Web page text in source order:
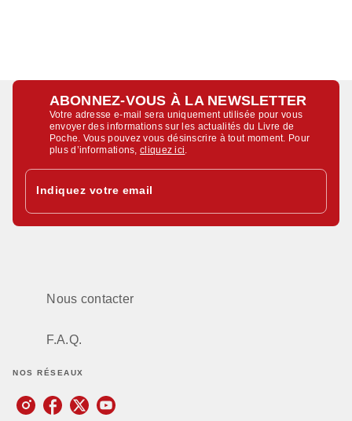
ABONNEZ-VOUS À LA NEWSLETTER
Votre adresse e-mail sera uniquement utilisée pour vous
envoyer des informations sur les actualités du Livre de
Poche. Vous pouvez vous désinscrire à tout moment. Pour
plus d’informations,cliquez ici
Indiquez votre email
Nous contacter
F.A.Q.
NOS RÉSEAUX